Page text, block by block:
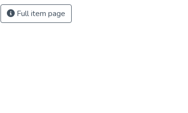
Full item page